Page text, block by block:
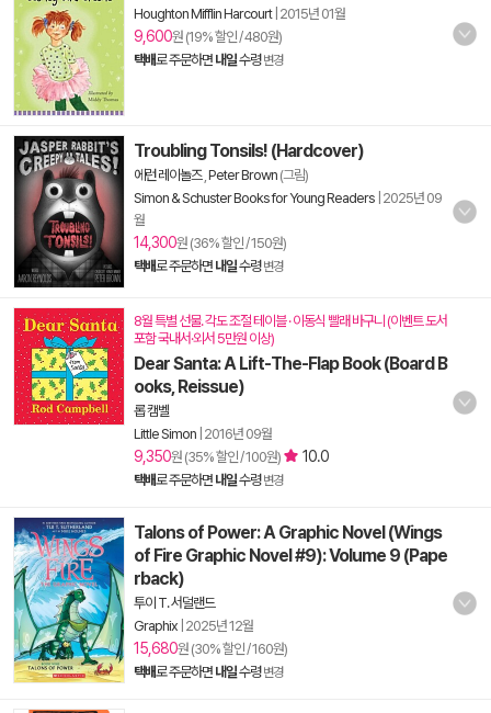
Houghton Mifflin Harcourt| 2015년 01월
9,600원 (19% 할인 / 480원)
택배로 주문하면 내일수령 변경
Troubling Tonsils! (Hardcover)
에런 레이놀즈, Peter Brown (그림)
Simon & Schuster Books for Young Readers 2025년 09
월
14,300원 (36% 할인 / 150원)
택배로 주문하면 내일수령 변경
8월 특별 선물. 각도 조절 테이블 · 이동식 빨래 바구니 (이벤트 도서
포함 국내서·외서 5만원 이상)
Dear Santa: A Lift-The-Flap Book (Board B
ooks, Reissue)
롭 캠벨
Little Simon 2016년 09월
9,350원 (35% 할인 / 100원) 10.0
택배로 주문하면 내일수령 변경
Talons of Power: A Graphic Novel (Wings
of Fire Graphic Novel #9): Volume 9 (Pape
rback)
투이 T. 서덜랜드
Graphix 2025년 12월
15,680원 (30% 할인 / 160원)
택배로 주문하면 내일수령 변경